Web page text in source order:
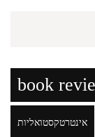
book
אינטרטקסטואליות